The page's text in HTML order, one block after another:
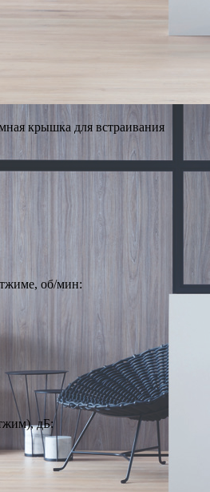
крышка для встраивания
об/мин:
дБ: